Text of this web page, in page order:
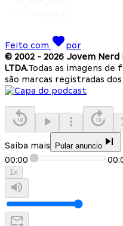
Feito com
por
© 2002 - 2026 Jovem Nerd
LTDA.Todas as imagens de
são marcas registradas
Saiba mais Pular anuncio
00:00
1x